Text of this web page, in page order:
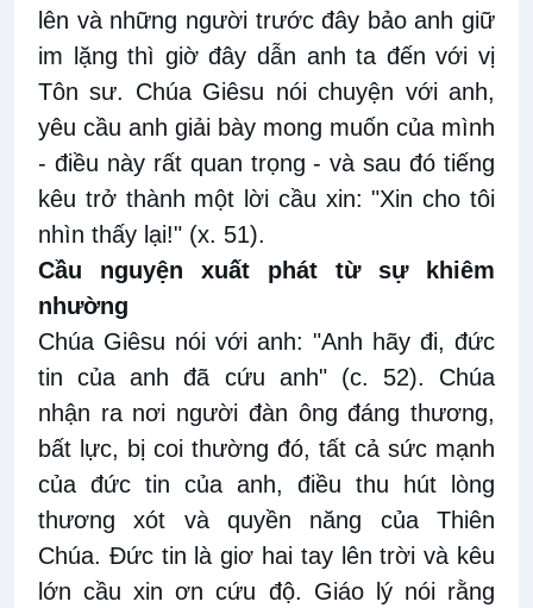
lên và những người trước đây bảo anh giữ
im lặng thì giờ đây dẫn anh ta đến với vị
Tôn sư. Chúa Giêsu nói chuyện với anh,
yêu cầu anh giải bày mong muốn của mình
- điều này rất quan trọng - và sau đó tiếng
kêu trở thành một lời cầu xin: "Xin cho tôi
nhìn thấy lại!" (x. 51).
Cầu nguyện xuất phát từ sự khiêm
nhường
Chúa Giêsu nói với anh: "Anh hãy đi, đức
tin của anh đã cứu anh" (c. 52). Chúa
nhận ra nơi người đàn ông đáng thương,
bất lực, bị coi thường đó, tất cả sức mạnh
của đức tin của anh, điều thu hút lòng
thương xót và quyền năng của Thiên
Chúa. Đức tin là giơ hai tay lên trời và kêu
lớn cầu xin ơn cứu độ. Giáo lý nói rằng